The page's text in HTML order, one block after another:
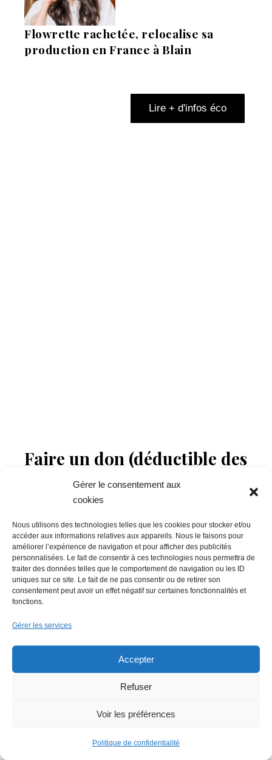
Gérer le consentement aux
cookies
Nous utilisons des technologies telles que les cookies pour stocker et/ou
accéder aux informations relatives aux appareils. Nous le faisons pour
améliorer l’expérience de navigation et pour afficher des publicités
personnalisées. Le fait de consentir à ces technologies nous permettra de
traiter des données telles que le comportement de navigation ou les ID
uniques sur ce site. Le fait de ne pas consentir ou de retirer son
consentement peut avoir un effet négatif sur certaines fonctionnalités et
fonctions.
Gérer les services
Accepter
Refuser
Voir les préférences
Politique de confidentialité
Flowrette rachetée, relocalise sa
production en France à Blain
Lire + d'infos éco
Faire un don (déductible des
impôts) à Hello Gazette
Nantes
Faire un don
Rechercher :